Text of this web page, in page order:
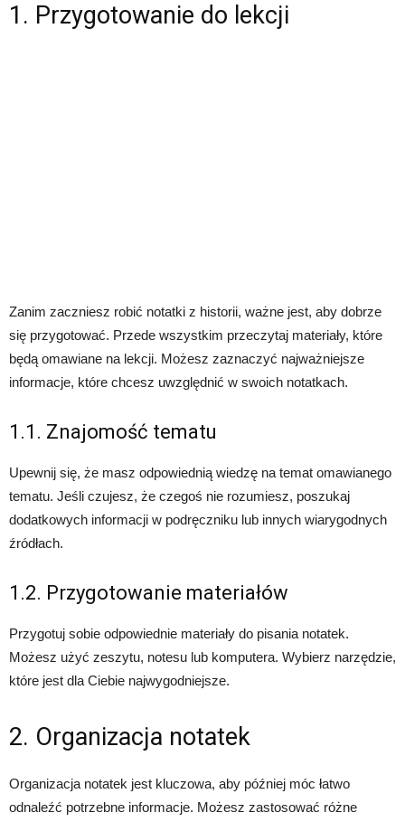
1. Przygotowanie do lekcji
Zanim zaczniesz robić notatki z historii, ważne jest, aby dobrze
się przygotować. Przede wszystkim przeczytaj materiały, które
będą omawiane na lekcji. Możesz zaznaczyć najważniejsze
informacje, które chcesz uwzględnić w swoich notatkach.
1.1. Znajomość tematu
Upewnij się, że masz odpowiednią wiedzę na temat omawianego
tematu. Jeśli czujesz, że czegoś nie rozumiesz, poszukaj
dodatkowych informacji w podręczniku lub innych wiarygodnych
źródłach.
1.2. Przygotowanie materiałów
Przygotuj sobie odpowiednie materiały do pisania notatek.
Możesz użyć zeszytu, notesu lub komputera. Wybierz narzędzie,
które jest dla Ciebie najwygodniejsze.
2. Organizacja notatek
Organizacja notatek jest kluczowa, aby później móc łatwo
odnaleźć potrzebne informacje. Możesz zastosować różne